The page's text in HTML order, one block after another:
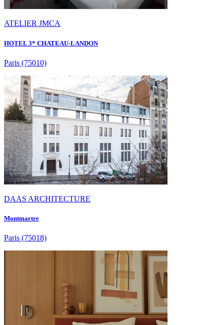
ATELIER JMCA
HOTEL 3* CHATEAU-LANDON
Paris (75010)
DAAS ARCHITECTURE
Montmartre
Paris (75018)